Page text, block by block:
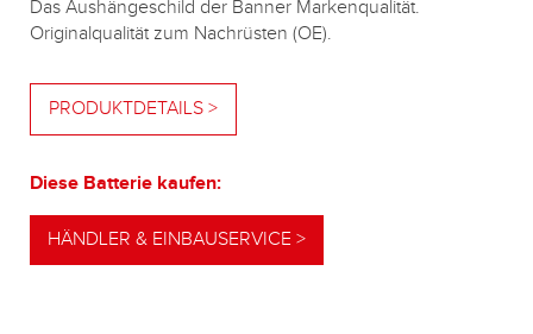
Das Aushängeschild der Banner Markenqualität.
Originalqualität zum Nachrüsten (OE).
PRODUKTDETAILS >
Diese Batterie kaufen:
HÄNDLER & EINBAUSERVICE >